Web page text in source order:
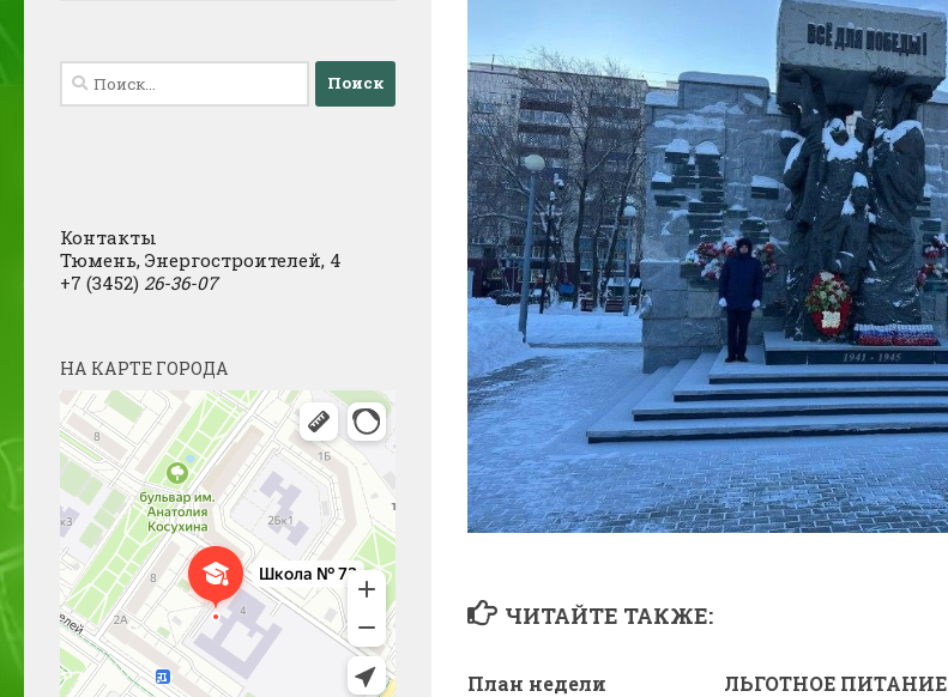
ЧИТАЙТЕ ТАКЖЕ:
План недели
ЛЬГОТНОЕ ПИТАНИЕ
Найти:
Контакты
Тюмень, Энергостроителей, 4
+7 (3452) 26-36-07
НА КАРТЕ ГОРОДА